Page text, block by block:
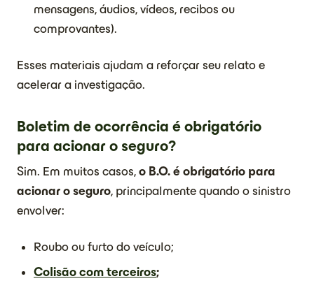
mensagens, áudios, vídeos, recibos ou
comprovantes).
Esses materiais ajudam a reforçar seu relato e
acelerar a investigação.
Boletim de ocorrência é obrigatório
para acionar o seguro?
Sim. Em muitos casos, o B.O. é obrigatório para
acionar o seguro, principalmente quando o sinistro
envolver:
Roubo ou furto do veículo;
Colisão com terceiros;